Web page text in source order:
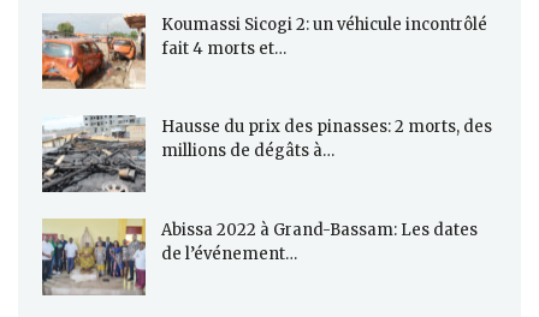
Koumassi Sicogi 2: un véhicule incontrôlé
fait 4 morts et…
Hausse du prix des pinasses: 2 morts, des
millions de dégâts à…
Abissa 2022 à Grand-Bassam: Les dates
de l’événement…